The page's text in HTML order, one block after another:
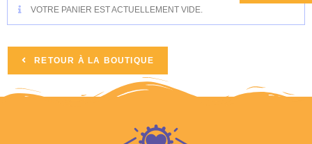
VOTRE PANIER EST ACTUELLEMENT VIDE.
RETOUR À LA BOUTIQUE